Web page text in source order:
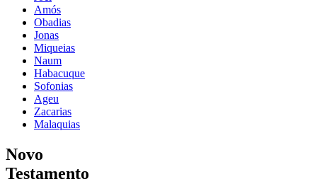
Amós
Obadias
Jonas
Miqueias
Naum
Habacuque
Sofonias
Ageu
Zacarias
Malaquias
Novo
Testamento